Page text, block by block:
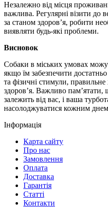
Незалежно від місця
важлива. Регулярні візити до
за станом здоров’я, робити
виявляти будь-які проблеми.
Висновок
Собаки в міських умовах
якщо їм забезпечити
та фізичні стимули,
здоров’я. Важливо
залежить від вас, і ваша
насолоджуватися кожним днем
Інформація
Карта сайту
Про нас
Замовлення
Оплата
Доставка
Гарантія
Статті
Контакти